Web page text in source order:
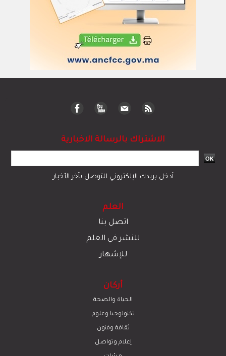
الاشتراك بالرسالة الاخبارية
أدخل بريدك الإلكتروني للتوصل بآخر الأخبار
العلم
اتصل بنا
للنشر في العلم
للإشهار
أركان
الحياة والصحة
تكنولوجيا وعلوم
ﺛﻘﺎﻓﺔ وﻓﻧون
إعلام وتواصل